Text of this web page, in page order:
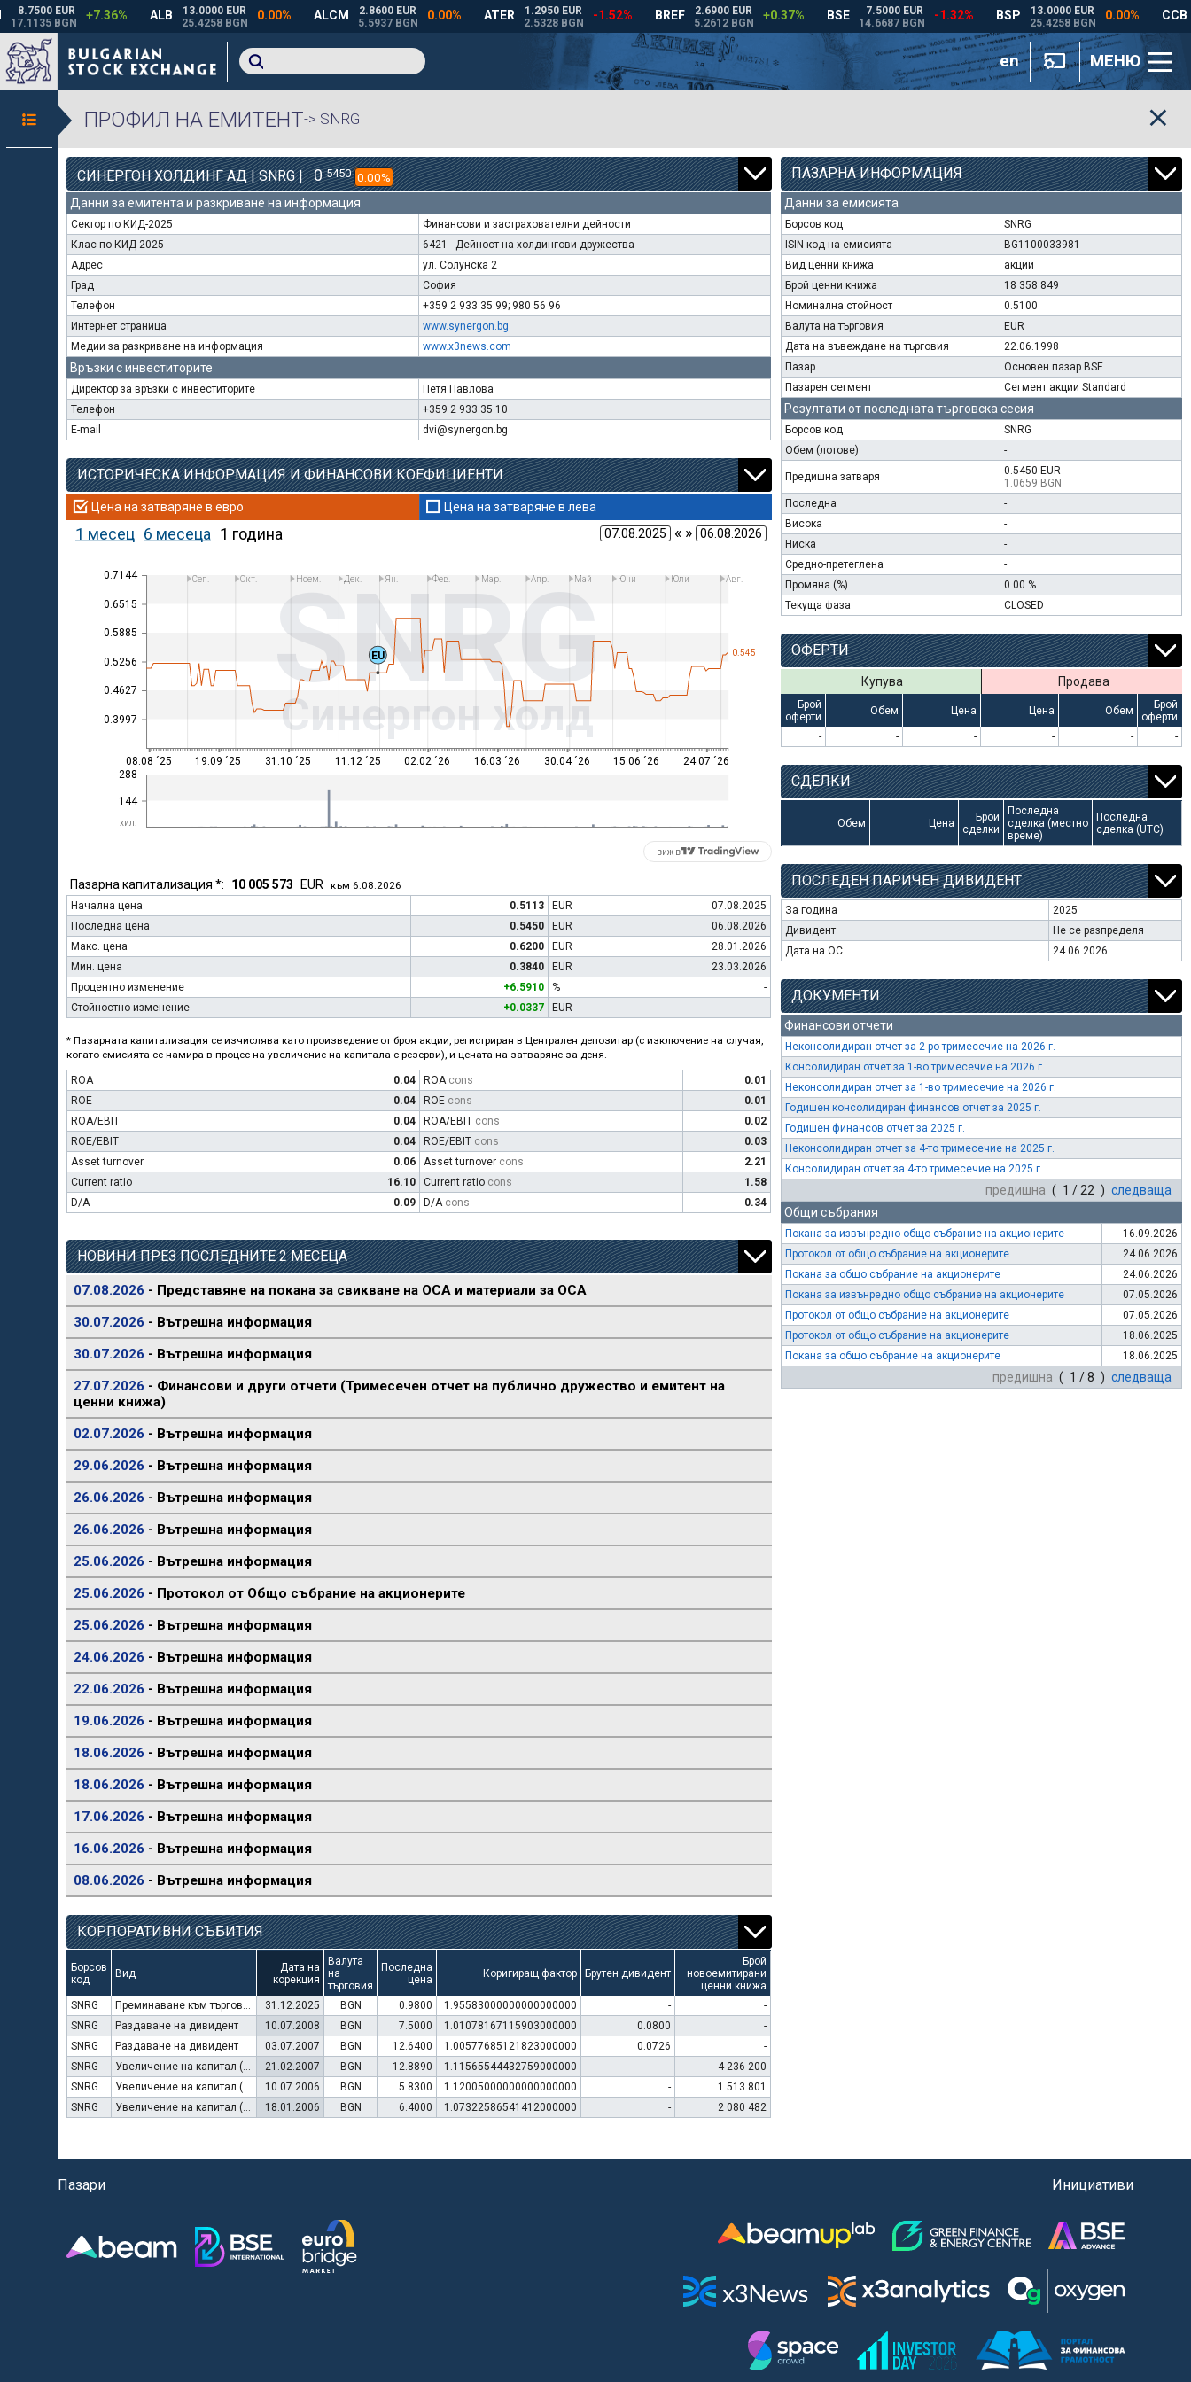
en МЕНЮ
ПРОФИЛ НА ЕМИТЕНТ-> SNRG
СИНЕРГОН ХОЛДИНГ АД | SNRG | 0 5450 0.00%
Данни за емитента и разкриване на информация
Сектор по КИД-2025
Финансови и застрахователни дейности
Клас по КИД-2025
6421 - Дейност на холдингови дружества
Адрес
ул. Солунска 2
Град
София
Телефон
+359 2 933 35 99; 980 56 96
Интернет страница
www.synergon.bg
Медии за разкриване на информация
www.x3news.com
Връзки с инвеститорите
Директор за връзки с инвеститорите
Петя Павлова
Телефон
+359 2 933 35 10
E-mail
dvi@synergon.bg
ИСТОРИЧЕСКА ИНФОРМАЦИЯ И ФИНАНСОВИ КОЕФИЦИЕНТИ
Цена на затваряне в евро Цена на затваряне в лева
1 месец 6 месеца 1 година « »
0.3997
0.4627
0.5256
0.5885
0.6515
0.7144 SNRG
Синергон холд
хил.
144
288
0.545
08.08 ´25
Сеп.
19.09 ´25
Окт.
31.10 ´25
Ноем. Дек.
11.12 ´25
Ян.
02.02 ´26
Фев. Мар.
16.03 ´26
Апр.
30.04 ´26
Май Юни
15.06 ´26
Юли
24.07 ´26
Авг.
EU
виж в
Пазарна капитализация *: 10 005 573 EUR към 6.08.2026
Начална цена
0.5113 EUR
07.08.2025
Последна цена
0.5450 EUR
06.08.2026
Макс. цена
0.6200 EUR
28.01.2026
Мин. цена
0.3840 EUR
23.03.2026
Процентно изменение
+6.5910 %
-
Стойностно изменение
+0.0337 EUR -
* Пазарната капитализация се изчислява като произведение от броя акции, регистриран в Централен депозитар (с изключение на случая,
когато емисията се намира в процес на увеличение на капитала с резерви), и цената на затваряне за деня.
ROA 0.04 ROA cons
0.01
ROE
0.04 ROE cons
0.01
ROA/EBIT
0.04 ROA/EBIT cons
0.02
ROE/EBIT
0.04 ROE/EBIT cons
0.03
Asset turnover
0.06 Asset turnover cons
2.21
Current ratio
16.10 Current ratio cons
1.58
D/A
0.09 D/A cons 0.34
НОВИНИ ПРЕЗ ПОСЛЕДНИТЕ 2 МЕСЕЦА
07.08.2026 - Представяне на покана за свикване на ОСА и материали за ОСА
30.07.2026 - Вътрешна информация
30.07.2026 - Вътрешна информация
27.07.2026 - Финансови и други отчети (Тримесечен отчет на публично дружество и емитент на
ценни книжа)
02.07.2026 - Вътрешна информация
29.06.2026 - Вътрешна информация
26.06.2026 - Вътрешна информация
26.06.2026 - Вътрешна информация
25.06.2026 - Вътрешна информация
25.06.2026 - Протокол от Общо събрание на акционерите
25.06.2026 - Вътрешна информация
24.06.2026 - Вътрешна информация
22.06.2026 - Вътрешна информация
19.06.2026 - Вътрешна информация
18.06.2026 - Вътрешна информация
18.06.2026 - Вътрешна информация
17.06.2026 - Вътрешна информация
16.06.2026 - Вътрешна информация
08.06.2026 - Вътрешна информация
КОРПОРАТИВНИ СЪБИТИЯ
Борсов
код
Вид
Дата на
корекция
Валута
на
търговия
Последна
цена
Коригиращ фактор Брутен дивидент
Брой
новоемитирани
ценни книжа
SNRG
Преминаване към търговия в Евро 31.12.2025 BGN 0.9800 1.95583000000000000000 -
-
SNRG
Раздаване на дивидент 10.07.2008 BGN 7.5000 1.01078167115903000000 0.0800
-
SNRG
Раздаване на дивидент 03.07.2007 BGN 12.6400 1.00577685121823000000 0.0726
-
SNRG
Увеличение на капитал (права) 21.02.2007 BGN 12.8890 1.11565544432759000000 -
4 236 200
SNRG
Увеличение на капитал (резерви) 10.07.2006 BGN 5.8300 1.12005000000000000000 -
1 513 801
SNRG
Увеличение на капитал (права) 18.01.2006 BGN 6.4000 1.07322586541412000000 - 2 080 482
ПАЗАРНА ИНФОРМАЦИЯ
Данни за емисията
Борсов код
SNRG
ISIN код на емисията
BG1100033981
Вид ценни книжа
акции
Брой ценни книжа
18 358 849
Номинална стойност
0.5100
Валута на търговия
EUR
Дата на въвеждане на търговия
22.06.1998
Пазар
Основен пазар BSE
Пазарен сегмент
Сегмент акции Standard
Резултати от последната търговска сесия
Борсов код
SNRG
Обем (лотове)
-
Предишна затваря
0.5450 EUR
1.0659 BGN
Последна
-
Висока
-
Ниска
-
Средно-претеглена
-
Промяна (%)
0.00 %
Текуща фаза
CLOSED
ОФЕРТИ
Купува Продава
Брой
оферти
Обем Цена Цена Обем
Брой
оферти
-
- - - - -
СДЕЛКИ
Обем Цена
Брой
сделки
Последна
сделка (местно
време)
Последна
сделка (UTC)
ПОСЛЕДЕН ПАРИЧЕН ДИВИДЕНТ
За година
2025
Дивидент
Не се разпределя
Дата на ОС
24.06.2026
ДОКУМЕНТИ
Финансови отчети
Неконсолидиран отчет за 2-ро тримесечие на 2026 г.
Консолидиран отчет за 1-во тримесечие на 2026 г.
Неконсолидиран отчет за 1-во тримесечие на 2026 г.
Годишен консолидиран финансов отчет за 2025 г.
Годишен финансов отчет за 2025 г.
Неконсолидиран отчет за 4-то тримесечие на 2025 г.
Консолидиран отчет за 4-то тримесечие на 2025 г.
предишна ( 1 / 22 ) следваща
Общи събрания
Покана за извънредно общо събрание на акционерите
16.09.2026
Протокол от общо събрание на акционерите
24.06.2026
Покана за общо събрание на акционерите
24.06.2026
Покана за извънредно общо събрание на акционерите
07.05.2026
Протокол от общо събрание на акционерите
07.05.2026
Протокол от общо събрание на акционерите
18.06.2025
Покана за общо събрание на акционерите
18.06.2025
предишна ( 1 / 8 ) следваща
Пазари Инициативи